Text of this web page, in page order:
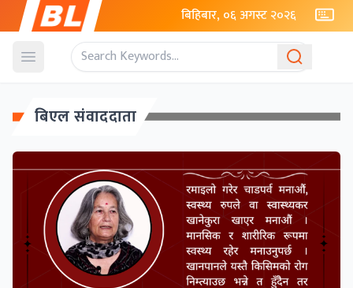
बिहिबार, ०६ अगस्ट २०२६
Open menu
बिएल संवाददाता